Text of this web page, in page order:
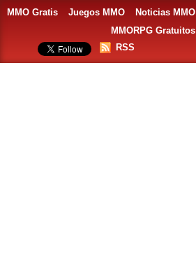
MMO Gratis Juegos MMO Noticias MMO
MMORPG Gratuitos
RSS